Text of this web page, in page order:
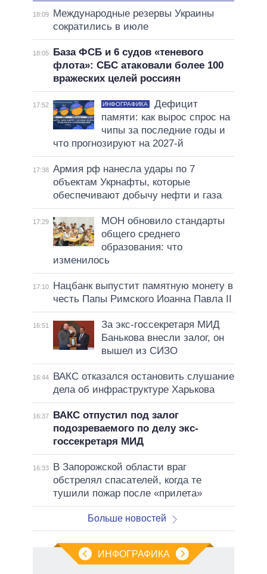
18:09
Международные резервы Украины
сократились в июле
18:05
База ФСБ и 6 судов «теневого
флота»: СБС атаковали более 100
вражеских целей россиян
17:52 ИНФОГРАФИКА
Дефицит
памяти: как вырос спрос на
чипы за последние годы и
что прогнозируют на 2027-й
17:38 Армия рф нанесла удары по 7
объектам Укрнафты, которые
обеспечивают добычу нефти и газа
17:29
МОН обновило стандарты
общего среднего
образования: что
изменилось
17:10
Нацбанк выпустит памятную монету в
честь Папы Римского Иоанна Павла II
16:51
За экс-госсекретаря МИД
Банькова внесли залог, он
вышел из СИЗО
16:44
ВАКС отказался остановить слушание
дела об инфраструктуре Харькова
16:37
ВАКС отпустил под залог
подозреваемого по делу экс-
госсекретаря МИД
16:33
В Запорожской области враг
обстрелял спасателей, когда те
тушили пожар после «прилета»
Больше новостей
ИНФОГРАФИКА